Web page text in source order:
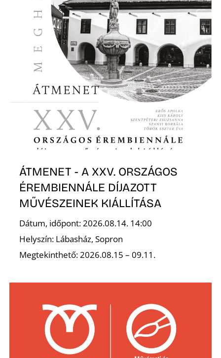
ÁTMENET - A XXV. ORSZÁGOS
ÉREMBIENNÁLE DÍJAZOTT
MŰVÉSZEINEK KIÁLLÍTÁSA
Dátum, időpont: 2026.08.14. 14:00
Helyszín: Lábasház, Sopron
Megtekinthető: 2026.08.15 – 09.11.